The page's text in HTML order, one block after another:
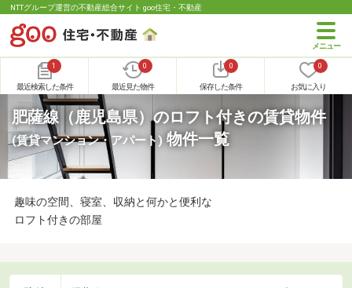
NTTグループ運営の不動産総合サイト goo住宅・不動産
1
最近検索した条件
0
最近見た物件
0
保存した条件
0
お気に入り
肥薩線（鹿児島県）のロフト付きの賃貸物件
(賃貸マンション・アパート) 物件一覧
趣味の空間、寝室、収納と何かと便利な
ロフト付きの部屋